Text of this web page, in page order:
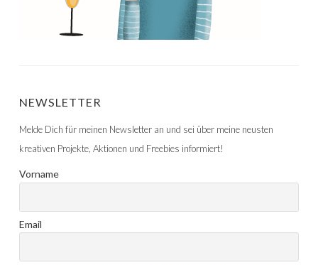
NEWSLETTER
Melde Dich für meinen Newsletter an und sei über meine neusten
kreativen Projekte, Aktionen und Freebies informiert!
Vorname
Email